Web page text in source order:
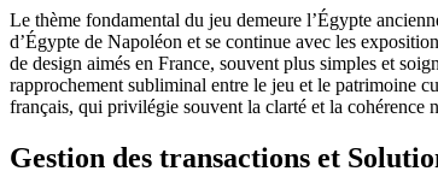
Le thème fondamental du jeu demeure l’Égypte
d’Égypte de Napoléon et se continue avec les
de design aimés en France, souvent plus simples et
rapprochement subliminal entre le jeu et le patrimoine
français, qui privilégie souvent la clarté et la cohérence
Gestion des transactions et